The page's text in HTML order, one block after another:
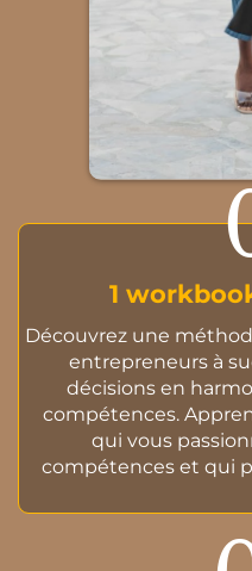
1
Découvrez une
entrepreneurs à
décisions en
compétences.
qui vous
compétences et qui